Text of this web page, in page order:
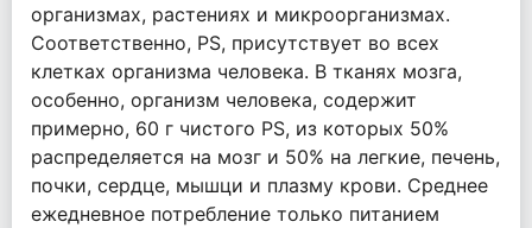
организмах, растениях и микроорганизмах.
Соответственно, PS, присутствует во всех
клетках организма человека. В тканях мозга,
особенно, организм человека, содержит
примерно, 60 г чистого PS, из которых 50%
распределяется на мозг и 50% на легкие, печень,
почки, сердце, мышци и плазму крови. Среднее
ежедневное потребление только питанием